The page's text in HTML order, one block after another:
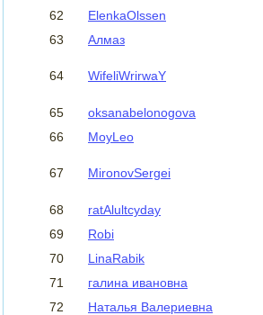
62
ElenkaOlssen
63
Алмаз
64 WifeliWrirwaY
65 oksanabelonogova
66
MoyLeo
67 MironovSergei
68 ratAlultcyday
69
Robi
70
LinaRabik
71
галина ивановна
72
Наталья Валериевна